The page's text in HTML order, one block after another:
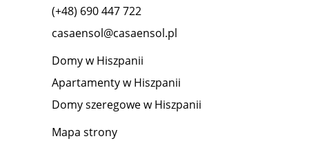
(+48) 690 447 722
casaensol@casaensol.pl
Domy w Hiszpanii
Apartamenty w Hiszpanii
Domy szeregowe w Hiszpanii
Mapa strony